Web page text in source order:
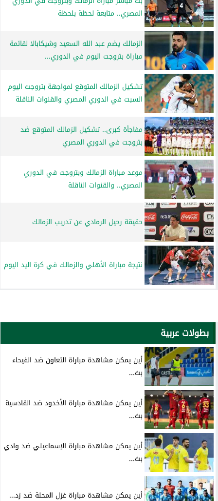
المصري.. متابعة لحظة بلحظة
الزمالك يضم عبد الله السعيد وشيكابالا لقائمة
مباراة بتروجت اليوم في الدوري...
تشكيل الزمالك المتوقع لمواجهة بتروجت اليوم
السبت في الدوري المصري والقنوات الناقلة
مفاجأة كبرى.. تشكيل الزمالك المتوقع ضد
بتروجت في الدوري المصري
موعد مباراة الزمالك وبتروجت في الدوري
المصري.. والقنوات الناقلة
حقيقة رحيل الرمادي عن تدريب الزمالك
نتيجة مباراة الأهلي والزمالك في كرة اليد اليوم
بطولات عربية
أين يمكن مشاهدة مباراة التعاون ضد الفيحاء
بث...
أين يمكن مشاهدة مباراة الأخدود ضد القادسية
بث...
أين يمكن مشاهدة مباراة الإسماعيلي ضد وادي
بث...
أين يمكن مشاهدة مباراة غزل المحلة ضد زد...